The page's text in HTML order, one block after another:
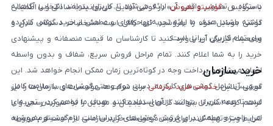
دستگاه و تصاویر واقعی آن ارائه می‌شود تا کاربران بتوانند انتخابی آگاهانه
داشته باشند. هدف ما ارائه تجربه‌ای حرفه‌ای و مطمئن از خرید گوشی کارکرده
برای تمام کاربران ایرانی است.
با سرویس «گوشیتو بفروش» در گوشی آنلاین، می‌توانید به‌سادگی و با اطمینان
گوشی موبایل خود را بفروشید. تنها کافی است مشخصات دستگاه، مدل و
وضعیت فیزیکی آن را وارد کنید تا کارشناسان ما قیمت منصفانه و پیشنهادی
خرید را به شما اعلام کنند. تمام مراحل فروش سریع، شفاف و بدون واسطه
انجام می‌شود و پرداخت وجه در کوتاه‌ترین زمان ممکن انجام خواهد شد. این
سرویس شامل گوشی‌های کارکرده، دست دوم و حتی گوشی‌های با سلامت کامل
است تا همه کاربران بتوانند از آن استفاده کنند. هدف ما فراهم کردن تجربه‌ای
امن، راحت و مطمئن برای فروش گوشی‌های کاربران است. با «گوشیتو بفروش»،
خرید سازمان
گوشی آنلاینخدمات خرید سازمانیبرای شرکت‌ها، مؤسسات و سازمان‌ها را نیز
فراهم کرده است تا بتوانند کالاهای دیجیتال و موبایل را به صورت رسمی و با
شرایط ویژه تهیه کنند. برای ثبت درخواست خرید سازمانی لازم است فرم مربوطه